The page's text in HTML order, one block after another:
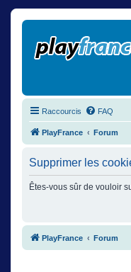
Raccourcis FAQ
PlayFrance Forum
Supprimer les
Êtes-vous sûr de vouloir
PlayFrance Forum